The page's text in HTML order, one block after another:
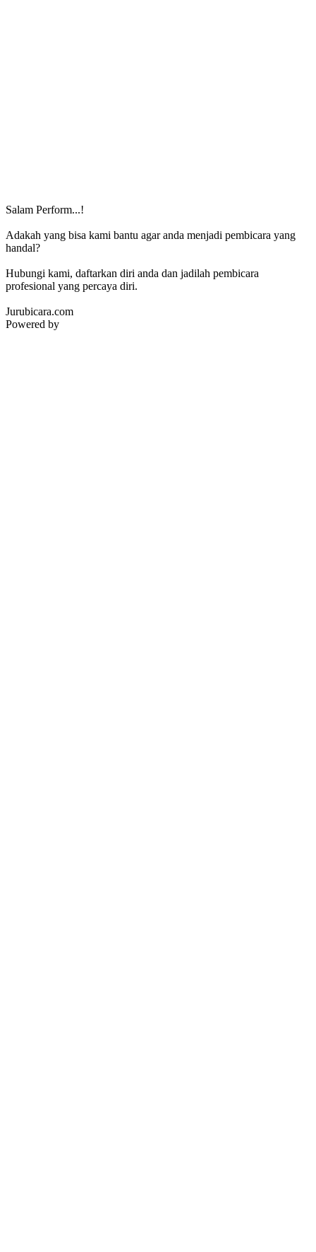
Salam Perform...!
Adakah yang bisa kami bantu agar anda menjadi pembicara yang
handal?
Hubungi kami, daftarkan diri anda dan jadilah pembicara
profesional yang percaya diri.
Jurubicara.com
Powered by